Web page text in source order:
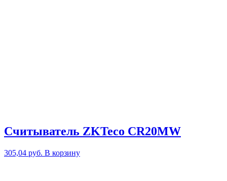
Считыватель ZKTeco CR20MW
305,04 руб. В корзину